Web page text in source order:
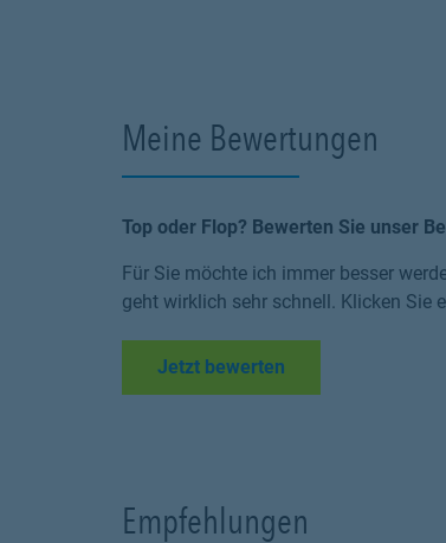
Meine Bewertungen
Top oder Flop? Bewerten Sie unser
Für Sie möchte ich immer besser
geht wirklich sehr schnell. Klicken Sie
Jetzt bewerten
Empfehlungen